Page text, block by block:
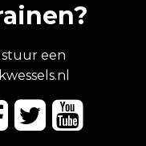
stuur een